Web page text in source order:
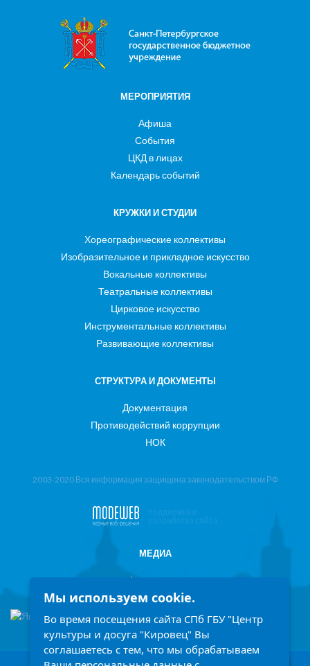
МЕРОПРИЯТИЯ
Афиша
События
ЦКД в лицах
Календарь событий
КРУЖКИ И СТУДИИ
Хореографические коллективы
Изобразительное и прикладное искусство
Вокальные коллективы
Театральные коллективы
Цирковое искусство
Инструментальные коллективы
Развивающие коллективы
СТРУКТУРА И ДОКУМЕНТЫ
Документация
Противодействий коррупции
НОК
2003-2020 Вся информация защищена законодательством РФ
поддержка и
разработка сайта
МЕДИА
Фотоотчеты
Информация в СМИ
Мы используем cookie.
Во время посещения сайта СПб ГБУ "Центр
культуры и досуга "Кировец" Вы
соглашаетесь с тем, что мы обрабатываем